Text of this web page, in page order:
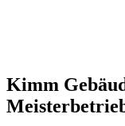
Kimm